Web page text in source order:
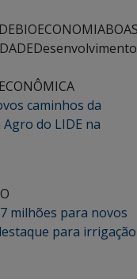
BIOECONOMIA
Desenvolvimento
caminhos da
do LIDE na
milhões para novos
para irrigação